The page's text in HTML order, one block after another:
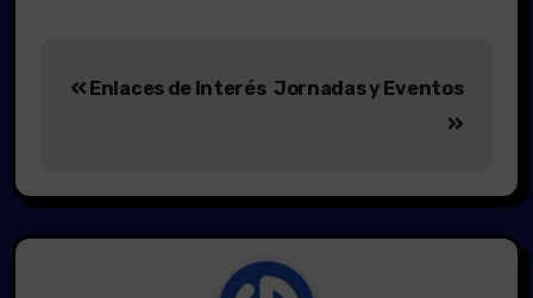
Enlaces de Interés Jornadas y Eventos